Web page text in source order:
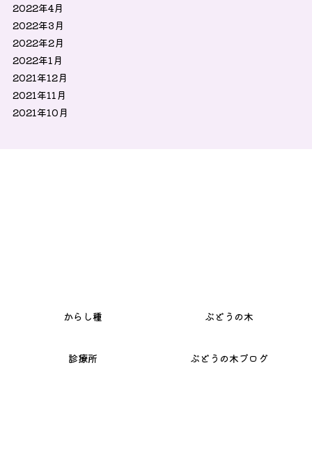
2022年4月
2022年3月
2022年2月
2022年1月
2021年12月
2021年11月
2021年10月
から し種 ぶ ど う の木
診療所 ぶ ど う の木ブロ グ